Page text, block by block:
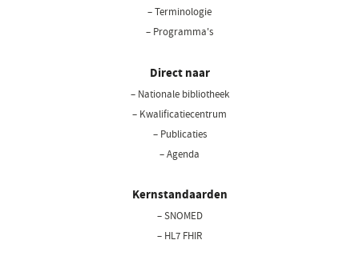
– Terminologie
– Programma's
Direct naar
– Nationale bibliotheek(opent
– Kwalificatiecentrum
– Publicaties
– Agenda
Kernstandaarden
– SNOMED
– HL7 FHIR